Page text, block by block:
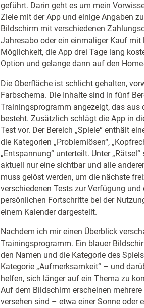
geführt. Darin geht es um mein
Ziele mit der App und einige Angaben
Bildschirm mit verschiedenen
Jahresabo oder ein einmaliger Kauf
Möglichkeit, die App drei Tage lang
Option und gelange dann auf den
Die Oberfläche ist schlicht gehalten,
Farbschema. Die Inhalte sind in fünf
Trainingsprogramm angezeigt, das aus
besteht. Zusätzlich schlägt die App in
Test vor. Der Bereich „Spiele“ enthält
die Kategorien „Problemlösen“,
„Entspannung“ unterteilt. Unter
aktuell nur eine sichtbar und alle
muss gelöst werden, um die nächste
verschiedenen Tests zur Verfügung
persönlichen Fortschritte bei der
einem Kalender dargestellt.
Nachdem ich mir einen Überblick
Trainingsprogramm. Ein blauer
den Namen und die Kategorie des
Kategorie „Aufmerksamkeit“ – und
helfen, sich länger auf ein Thema zu
Auf dem Bildschirm erscheinen
versehen sind – etwa einer Sonne oder